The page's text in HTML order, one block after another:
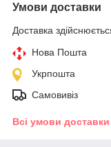
Умови доставки
Доставка
Нова Пошта
Укрпошта
Самовивіз
Всі умови доставки